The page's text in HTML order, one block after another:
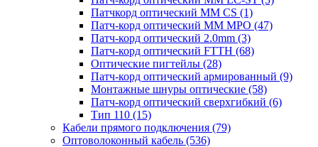
Патчкорд оптический MM CS (1)
Патч-корд оптический MM MPO (47)
Патч-корд оптический 2.0mm (3)
Патч-корд оптический FTTH (68)
Оптические пигтейлы (28)
Патч-корд оптический армированный (9)
Монтажные шнуры оптические (58)
Патч-корд оптический сверхгибкий (6)
Тип 110 (15)
Кабели прямого подключения (79)
Оптоволоконный кабель (536)